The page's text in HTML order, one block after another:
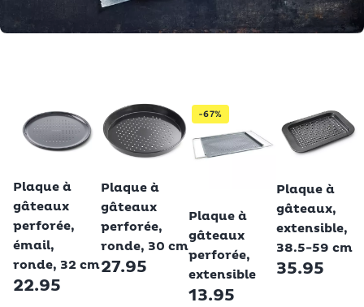
Plaque à
gâteaux
perforée,
émail,
ronde, 32 cm
22.95
Plaque à
gâteaux
perforée,
ronde, 30 cm
27.95
-67%
Plaque à
gâteaux
perforée,
extensible
13.95
Plaque à
gâteaux,
extensible,
38.5-59 cm
35.95